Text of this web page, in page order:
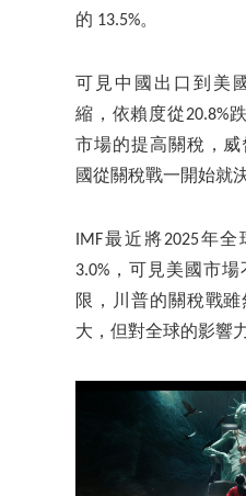
的 13.5%。
可見中國出口到美
縮，依賴度從20.8%
市場的提高關稅，
國從關稅戰一開始就
IMF最近將2025年
3.0%，可見美國市
限，川普的關稅戰
大，但對全球的影響